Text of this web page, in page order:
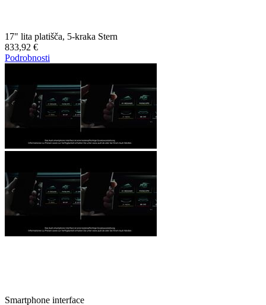
17" lita platišča, 5-kraka Stern
833,92 €
Podrobnosti
Smartphone interface